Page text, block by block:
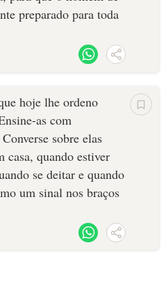
preparado para toda
hoje lhe ordeno
as com
sobre elas
casa, quando estiver
se deitar e quando
um sinal nos braços